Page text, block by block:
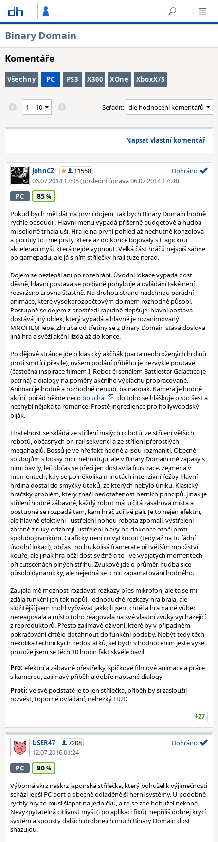
Binary Domain
Komentáře
Všechny PC PS3 X360 XOne XboxX/S
Seřadit:
Napsat vlastní komentář
JohnCZ
11558
06.07.2014 17:05(poslední úprava 06.07.2014 17:28)
Dohráno
PC 85
Pokud bych měl dát na první dojem, tak bych Binary Domain hodně
rychle odsoudil. Hlavní menu vypadá příšerně budgetově a hudba
mi solidně trhala uši. Hra je na první pohled až nechutně konzolová
a pocítily to i mé prsty, které až do konce bojovaly s tragickou
akcelerací myši, která nejde vypnout. Velká část hráčů nejspíš sáhne
po gamepadu, ale já s ním střílečky hraji tuze nerad.
Dojem se nezlepší ani po rozehrání. Úvodní lokace vypadá dost
děsně, hlavní postava se podivně pohybuje a ovládání také není
rozvrženo zrovna šťastně. Na druhou stranu nadchnou parádní
animace, které vysokorozpočtovým dojmem rozhodně působí.
Postupně se dojem z prostředí rapidně zlepšuje, hlavní postava
dostává jiný oblek, který vypadá a hlavně je rozanimovaný
MNOHEM lépe. Zhruba od třetiny se z Binary Domain stává doslova
jiná hra a svěží akční jízda až do konce.
Po dějové stránce jde o klasický akčňák (parta neohrožených hrdinů
proti smrtící přesile), ovšem podání příběhu je nezvykle poutavé
(částečná inspirace filmem I, Robot či seriálem Battlestar Galactica je
patrná) a dialogy na poměry akčního výplachu propracované.
Animací je hodně a rozhodně nenudí, ba naopak. Kamera je hodně
akční, pořád někde něco bouchá
, do toho se hláškuje o sto šest a
nechybí nějaká ta romance. Prostě ingredience pro hollywoodský
biják.
Hratelnost se skládá ze střílení malých robotů, ze střílení větších
robotů, občasných on-rail sekvencí a ze střílení přerostlých
megahajzlů. Bossů je ve hře fakt hodně a jsou rozmanití. Obecně
soubojům s bossy moc neholduju, ale v Binary Domain mě zápasy s
nimi bavily, leč občas se přeci jen dostavila frustrace. Zejména v
momentech, kdy se po několika minutách intenzivní řežby hlavní
hrdina dostal do smyčky útoků, ze kterých nebylo úniku. Klasický
hráčský problém, který značí nedotaženost herních principů. Jinak je
střílení hodně zábavné, každý robot má určitá zásahová místa a
postupně se rozpadá tam, kam hráč zuřivě pálí. Je to nejen efektní,
ale hlavně efektivní - ustřelení nohou robota zpomalí, vystřelení
zbraně z ruky odzbrojí, ustřelení hlavy ho dokonce otočí proti
spolubojovníkům. Graficky není co vytknout (tedy až na tu fádní
úvodní lokaci), občas trochu kolísá framerate při větším množství
kouře, ale jinak hra běží dost svižně a to i ve vypjatých momentech
při cutscénách plných střihu. Zvukově jde o průměr, hudba sice
působí dynamicky, ale nejedná se o nic zapamatování hodného.
Zaujala mě možnost rozdávat rozkazy přes mikrofon, ale ta se mi
zdála funkční jen tak napůl. Jednoduché rozkazy hra brala, ale
složitější jsem mohl vyřvávat jakkoli jsem chtěl a hra na ně vůbec
nereagovala a místo toho reagovala na své vlastní zvuky vycházející
z reproduktorů. Přesto zajímavé oživení, které by v případném
pokračování chtělo dotáhnout do funkční podoby. Nebýt tedy těch
několika technických nedostatků, šel bych s hodnocením ještě výše,
protože jsem se těch 10 hodin fakt skvěle bavil.
Pro: efektní a zábavné přestřelky, špičkové filmové animace a práce
s kamerou, zajímavý příběh a dobře napsané dialogy
Proti: ve své podstatě je to jen střílečka, příběh by si zasloužil
rozvést, toporné ovládání, nehezký HUD
+27
USER47
7208
12.07.2016 01:24
Dohráno
PC 80
Výborná skrz naskrz japonská střílečka, který bohužel k výjimečnosti
schází lepší PC port a obecně odladěnější herní systémy. U podobně
rychlý hry to musí šlapat na jedničku, a to se zde bohužel nekoná.
Nevyzpytatelná citlivost myši (i po aplikaci fixů), nepříliš dobrej krycí
systém a spousty dalších drobnejch much Binary Domain dost
shazujou.